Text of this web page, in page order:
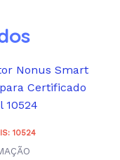
10524